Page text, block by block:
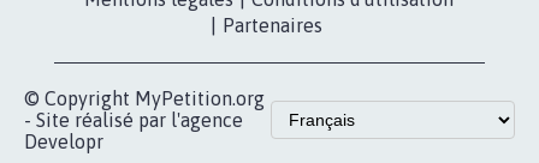
Partenaires
© Copyright MyPetition.org
- Site réalisé par l'agence
Developr